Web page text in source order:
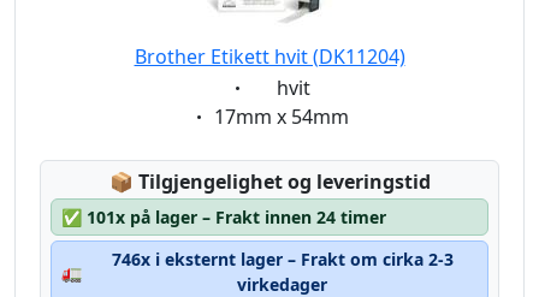
Brother Etikett hvit (DK11204)
Eigenschaft:
hvit
Eigenschaft:
17mm x 54mm
📦 Lagerstatus:
Tilgjengelighet og leveringstid
✅ 101x på lager – Frakt innen 24 timer
🚛
746x i eksternt lager – Frakt om cirka 2-3
virkedager